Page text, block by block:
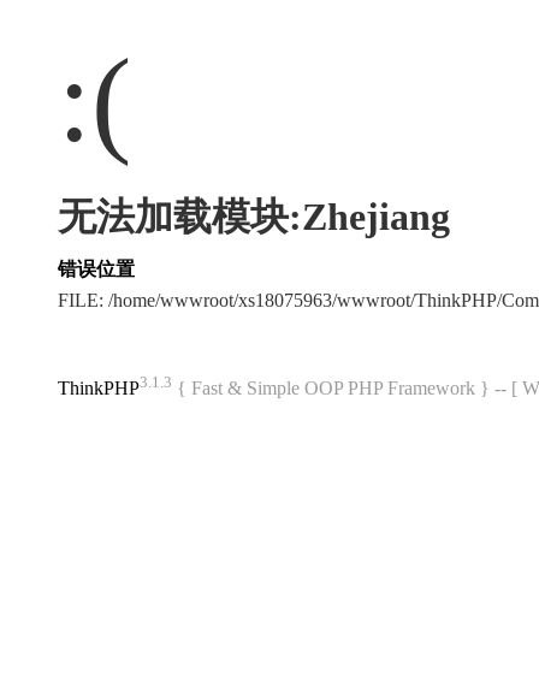
:(
无法加载模块:Zhejiang
错误位置
FILE: /home/wwwroot/xs18075963/wwwroot/ThinkPHP/
ThinkPHP3.1.3 { Fast & Simple OOP PHP Framework } -- [